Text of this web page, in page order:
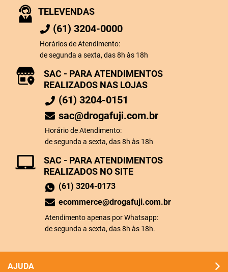
TELEVENDAS
(61) 3204-0000
Horários de Atendimento:
de segunda a sexta, das 8h às 18h
SAC - PARA ATENDIMENTOS
REALIZADOS NO SITE
(61) 3204-0173
ecommerce@drogafuji.com.br
Atendimento apenas por Whatsapp:
de segunda a sexta, das 8h às 18h.
SAC - PARA ATENDIMENTOS
REALIZADOS NAS LOJAS
(61) 3204-0151
sac@drogafuji.com.br
Horário de Atendimento:
de segunda a sexta, das 8h às 18h
AJUDA